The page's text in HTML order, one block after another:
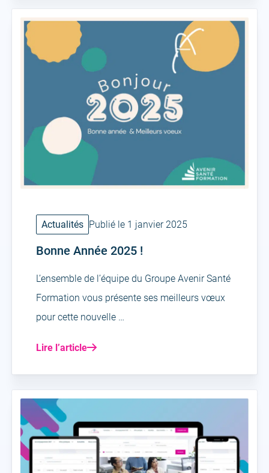
Actualités Publié le 1 janvier 2025
Bonne Année 2025 !
L’ensemble de l’équipe du Groupe Avenir Santé
Formation vous présente ses meilleurs vœux
pour cette nouvelle …
Lire l’article